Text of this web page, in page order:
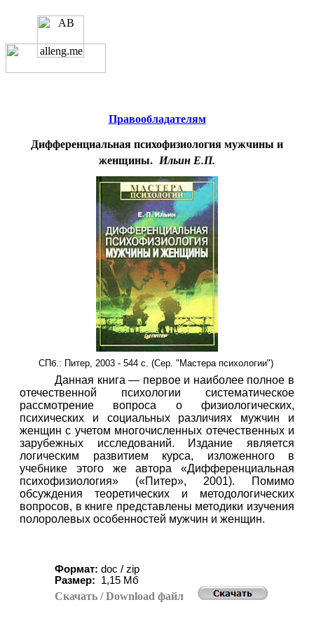
Правообладателям
Дифференциальная психофизиология мужчины и
женщины. Ильин Е.П.
СПб.: Питер, 2003 - 544 с. (Сер. "Мастера психологии")
Данная книга — первое и наиболее полное в
отечественной психологии систематическое
рассмотрение вопроса о физиологических,
психических и социальных различиях мужчин и
женщин с учетом многочисленных отечественных и
зарубежных исследований. Издание является
логическим развитием курса, изложенного в
учебнике этого же автора «Дифференциальная
психофизиология» («Питер», 2001). Помимо
обсуждения теоретических и методологических
вопросов, в книге представлены методики изучения
полоролевых особенностей мужчин и женщин.
Формат: doc / zip
Размер:
1,15 Мб
Скачать / Download файл